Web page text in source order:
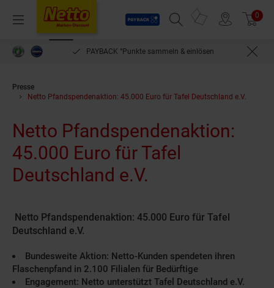
Menü
Payback
Suchfeld einblenden
Prospekte 0
PAYBACK °Punkte sammeln & einlösen
Presse
Netto Pfandspendenaktion: 45.000 Euro für Tafel Deutschland e.V.
Netto Pfandspendenaktion:
45.000 Euro für Tafel
Deutschland e.V.
Netto Pfandspendenaktion: 45.000 Euro für Tafel
Deutschland e.V.
Bundesweite Aktion: Netto-Kunden spendeten ihren
Flaschenpfand in 2.100 Filialen für Bedürftige
Engagement: Netto unterstützt Tafel Deutschland e.V.